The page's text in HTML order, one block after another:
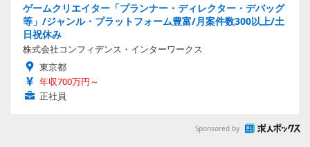
ゲームクリエイター「プランナー・ディレクター・デバッグ
等」/ジャンル・プラットフォーム豊富/月案件数300以上/土
日祝休み
株式会社コンフィデンス・インターワークス
東京都
年収700万円～
正社員
Sponsored by